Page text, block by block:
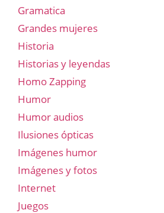
Gramatica
Grandes mujeres
Historia
Historias y leyendas
Homo Zapping
Humor
Humor audios
Ilusiones ópticas
Imágenes humor
Imágenes y fotos
Internet
Juegos